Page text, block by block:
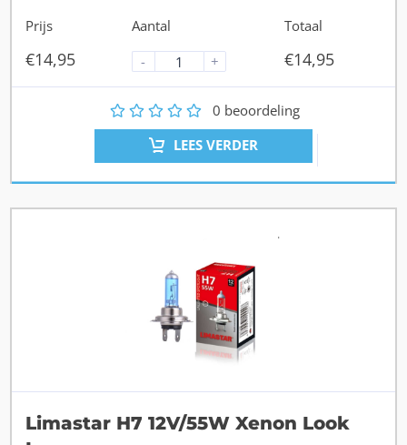
Prijs
€14,95
Aantal
-
+
Totaal
€14,95
5
4
3
2 0 beoordeling
LEES VERDER
Limastar H7 12V/55W Xenon Look